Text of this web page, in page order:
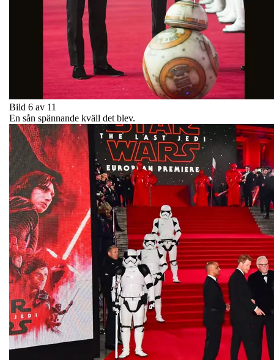
Bild 6 av 11
En sån spännande kväll det blev.